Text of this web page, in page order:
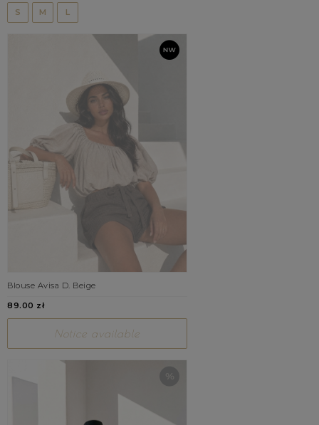
S M L
Blouse Avisa D. Beige
89.00 zł
Notice available